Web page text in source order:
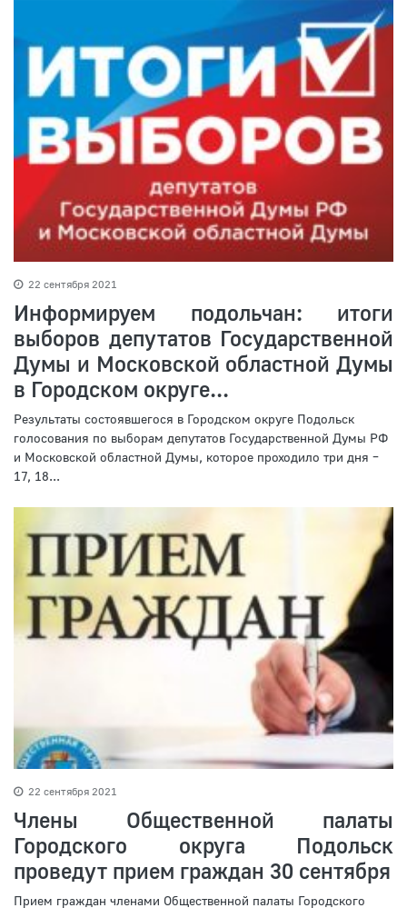
22 сентября 2021
Информируем подольчан: итоги
выборов депутатов Государственной
Думы и Московской областной Думы
в Городском округе...
Результаты состоявшегося в Городском округе Подольск
голосования по выборам депутатов Государственной Думы РФ
и Московской областной Думы, которое проходило три дня –
17, 18...
22 сентября 2021
Члены Общественной палаты
Городского округа Подольск
проведут прием граждан 30 сентября
Прием граждан членами Общественной палаты Городского